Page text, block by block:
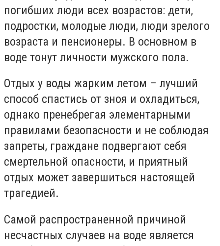
погибших люди всех возрастов: дети,
подростки, молодые люди, люди зрелого
возраста и пенсионеры. В основном в
воде тонут личности мужского пола.
Отдых у воды жарким летом – лучший
способ спастись от зноя и охладиться,
однако пренебрегая элементарными
правилами безопасности и не соблюдая
запреты, граждане подвергают себя
смертельной опасности, и приятный
отдых может завершиться настоящей
трагедией.
Самой распространенной причиной
несчастных случаев на воде является